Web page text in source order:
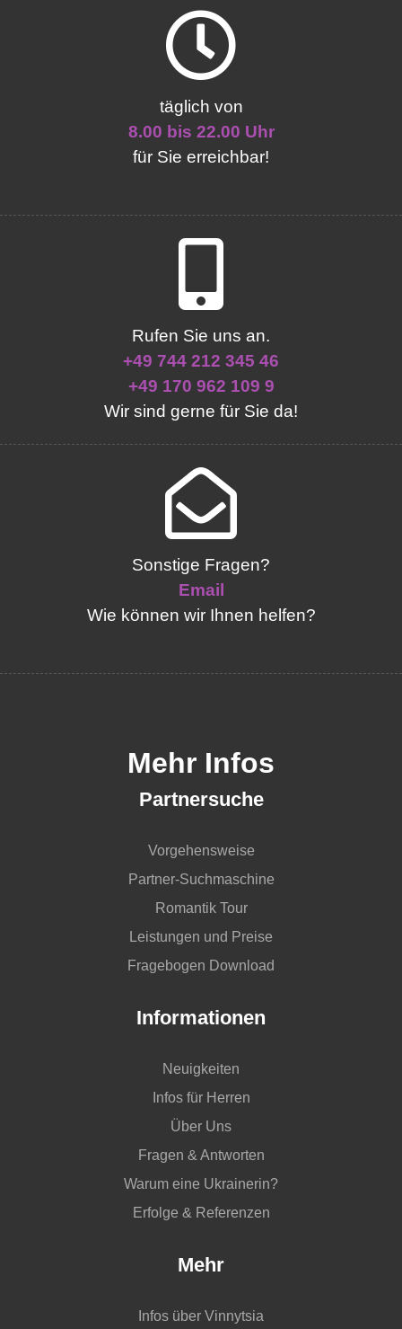
täglich von
8.00 bis 22.00 Uhr
für Sie erreichbar!
Rufen Sie uns an.
+49 744 212 345 46
+49 170 962 109 9
Wir sind gerne für Sie da!
Sonstige Fragen?
Email
Wie können wir Ihnen helfen?
Mehr Infos
Partnersuche
Vorgehensweise
Partner-Suchmaschine
Romantik Tour
Leistungen und Preise
Fragebogen Download
Informationen
Neuigkeiten
Infos für Herren
Über Uns
Fragen & Antworten
Warum eine Ukrainerin?
Erfolge & Referenzen
Mehr
Infos über Vinnytsia